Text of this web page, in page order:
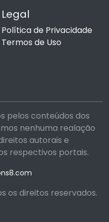
Legal
Política de Privacidade
Termos de Uso
pelos conteúdos dos
nenhuma realação
autorais e
respectivos portais.
os direitos reservados.